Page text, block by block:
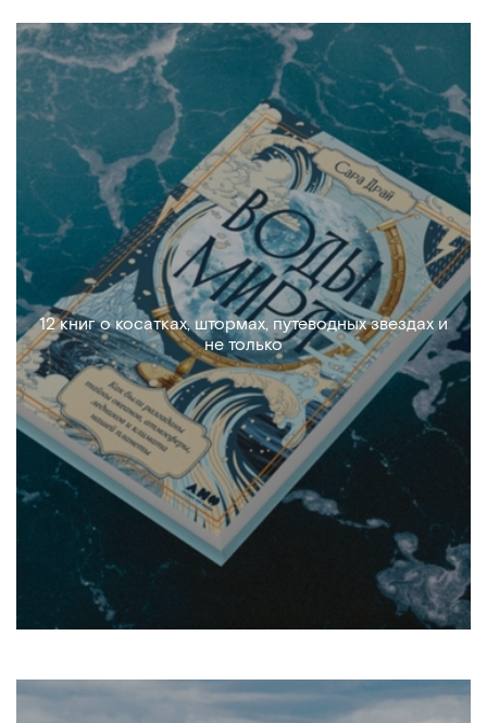
12 книг о косатках, штормах, путеводных звездах и
не только